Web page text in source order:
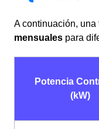
A continuación,
mensuales para
Potencia
(kW)